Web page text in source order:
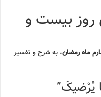
بیست و
ماه رمضان، به شرح و تفسیر
یُرْضیکَ”